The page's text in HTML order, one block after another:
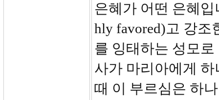
은혜가 어떤 은혜
hly favored)고 강조
를 잉태하는 성모로
사가 마리아에게
때 이 부르심은 하